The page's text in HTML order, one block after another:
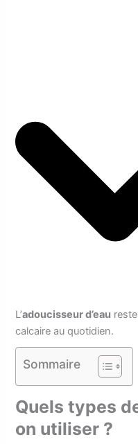
L’adoucisseur d’eau
calcaire au quotidien.
Sommaire
Quels types
on utiliser ?